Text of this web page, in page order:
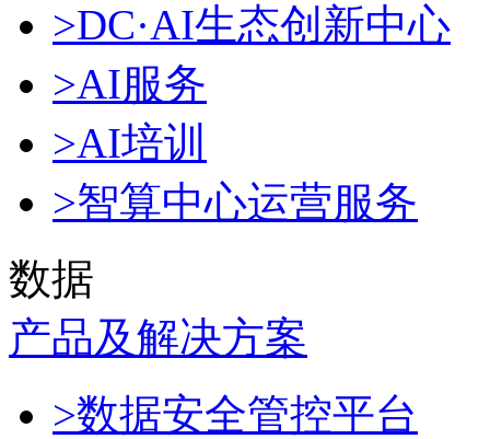
>DC·AI生态创新中心
>AI服务
>AI培训
>智算中心运营服务
数据
产品及解决方案
>数据安全管控平台